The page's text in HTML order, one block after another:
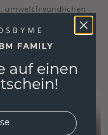
umweltfreundlichen
aus. Unsere
Handwerkskunst
Schmuck ebenso
FAMILY
auf einen